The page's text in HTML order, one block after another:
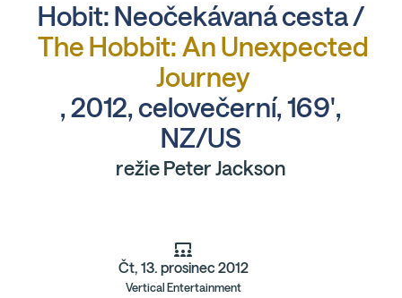
Hobit: Neočekávaná cesta /
The Hobbit: An Unexpected
Journey
, 2012, celovečerní, 169',
NZ/US
režie Peter Jackson
Čt, 13. prosinec 2012
Vertical Entertainment